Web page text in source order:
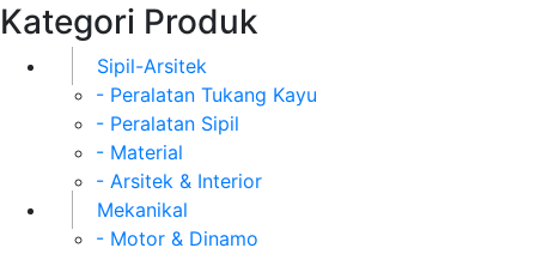
Kategori Produk
Sipil-Arsitek
- Peralatan Tukang Kayu
- Peralatan Sipil
- Material
- Arsitek & Interior
Mekanikal
- Motor & Dinamo